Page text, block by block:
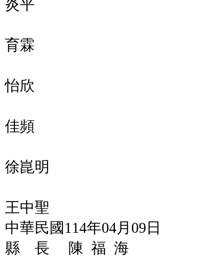
炎平
育霖
怡欣
佳頻
徐崑明
王中聖
中華民國114年04月09日
縣 長 陳 福 海